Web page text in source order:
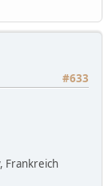
#633
Frankreich